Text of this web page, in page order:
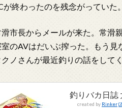
が終わったのを残念がってい
市長からメールが来た。常滑
のAVはだいぶ搾った。もう見
ノさんが最近釣りの話をして
釣りバカ日誌
created by Rinker